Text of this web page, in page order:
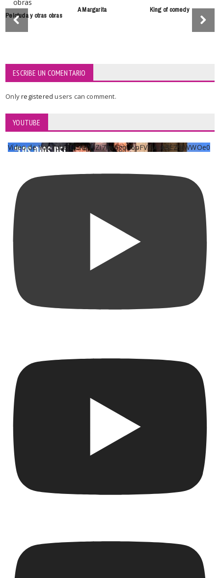
Pelotuda y otras obras
A Margarita King of comedy
ESCRIBE UN COMENTARIO
Onlyregisteredusers can comment.
YOUTUBE
Vídeo de YouTube UCKqYjiZi7lzy6gqU6pFVFiA_A3EZ9JWWOe0